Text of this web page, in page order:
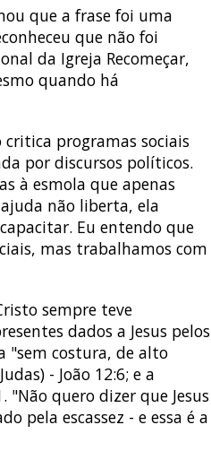
que a frase foi uma
que não foi
da Igreja Recomeçar,
quando há
critica programas sociais
por discursos políticos.
à esmola que apenas
não liberta, ela
Eu entendo que
mas trabalhamos com
sempre teve
dados a Jesus pelos
"sem costura, de alto
- João 12:6; e a
quero dizer que Jesus
pela escassez - e essa é a